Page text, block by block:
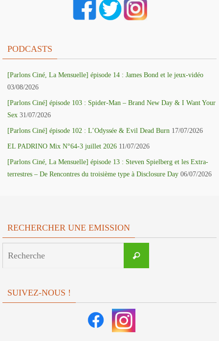
PODCASTS
[Parlons Ciné, La Mensuelle] épisode 14 : James Bond et le jeux-vidéo
03/08/2026
[Parlons Ciné] épisode 103 : Spider-Man – Brand New Day & I Want Your
Sex 31/07/2026
[Parlons Ciné] épisode 102 : L’Odyssée & Evil Dead Burn 17/07/2026
EL PADRINO Mix N°64-3 juillet 2026 11/07/2026
[Parlons Ciné, La Mensuelle] épisode 13 : Steven Spielberg et les Extra-
terrestres – De Rencontres du troisième type à Disclosure Day 06/07/2026
RECHERCHER UNE EMISSION
Recherche
SUIVEZ-NOUS !